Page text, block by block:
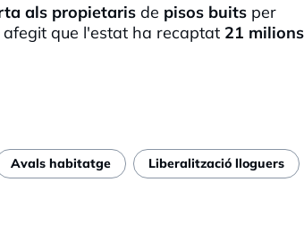
als propietaris de pisos buits per
que l'estat ha recaptat 21
Avals habitatge
Liberalització lloguers